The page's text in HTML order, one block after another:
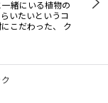
緒にいる植物の
いたいというコ
こだわった、 ク